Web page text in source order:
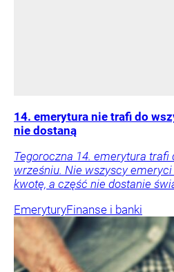
14. emerytura nie trafi do
nie dostaną
Tegoroczna 14. emerytura trafi
wrześniu. Nie wszyscy emeryci
kwotę, a część nie dostanie
EmeryturyFinanse i banki